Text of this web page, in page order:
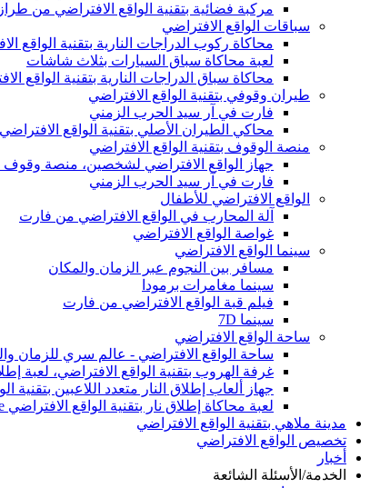
مركبة فضائية بتقنية الواقع الافتراضي من طراز
سباقات الواقع الافتراضي
محاكاة ركوب الدراجات النارية بتقنية الواقع
لعبة محاكاة سباق السيارات بثلاث شاشات
محاكاة سباق الدراجات النارية بتقنية الواقع
طيران وقوفي بتقنية الواقع الافتراضي
فارت في آر سيد الحرب الزمني
محاكي الطيران الأصلي بتقنية الواقع الافتراضي 9D من VART
منصة الوقوف بتقنية الواقع الافتراضي
جهاز الواقع الافتراضي لشخصين، منصة وقوف
فارت في آر سيد الحرب الزمني
الواقع الافتراضي للأطفال
آلة المحارب في الواقع الافتراضي من فارت
غواصة الواقع الافتراضي
سينما الواقع الافتراضي
مسافر بين النجوم عبر الزمان والمكان
سينما مغامرات برمودا
فيلم قبة الواقع الافتراضي من فارت
سينما 7D
ساحة الواقع الافتراضي
ساحة الواقع الافتراضي - عالم سري للزمان
غرفة الهروب بتقنية الواقع الافتراضي، لعبة
جهاز ألعاب إطلاق النار متعدد اللاعبين
لعبة محاكاة إطلاق نار بتقنية الواقع الافتراضي MRCS VR Arena Team Battle، لعبة أركيد داخلية بتقنية الواقع الافتراضي
مدينة ملاهي بتقنية الواقع الافتراضي
تخصيص الواقع الافتراضي
أخبار
الخدمة/الأسئلة الشائعة